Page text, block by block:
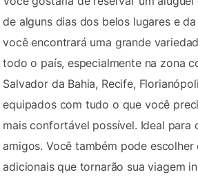
de alguns dias dos belos lugares e
você encontrará uma grande
todo o país, especialmente na zona
Salvador da Bahia, Recife,
equipados com tudo o que você
mais confortável possível. Ideal para
amigos. Você também pode
adicionais que tornarão sua viagem